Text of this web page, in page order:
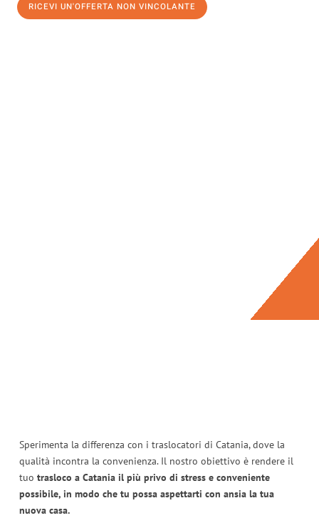
RICEVI UN'OFFERTA NON VINCOLANTE
Sperimenta la differenza con i traslocatori di Catania, dove la
qualità incontra la convenienza. Il nostro obiettivo è rendere il
tuo trasloco a Catania il più privo di stress e conveniente
possibile, in modo che tu possa aspettarti con ansia la tua
nuova casa.